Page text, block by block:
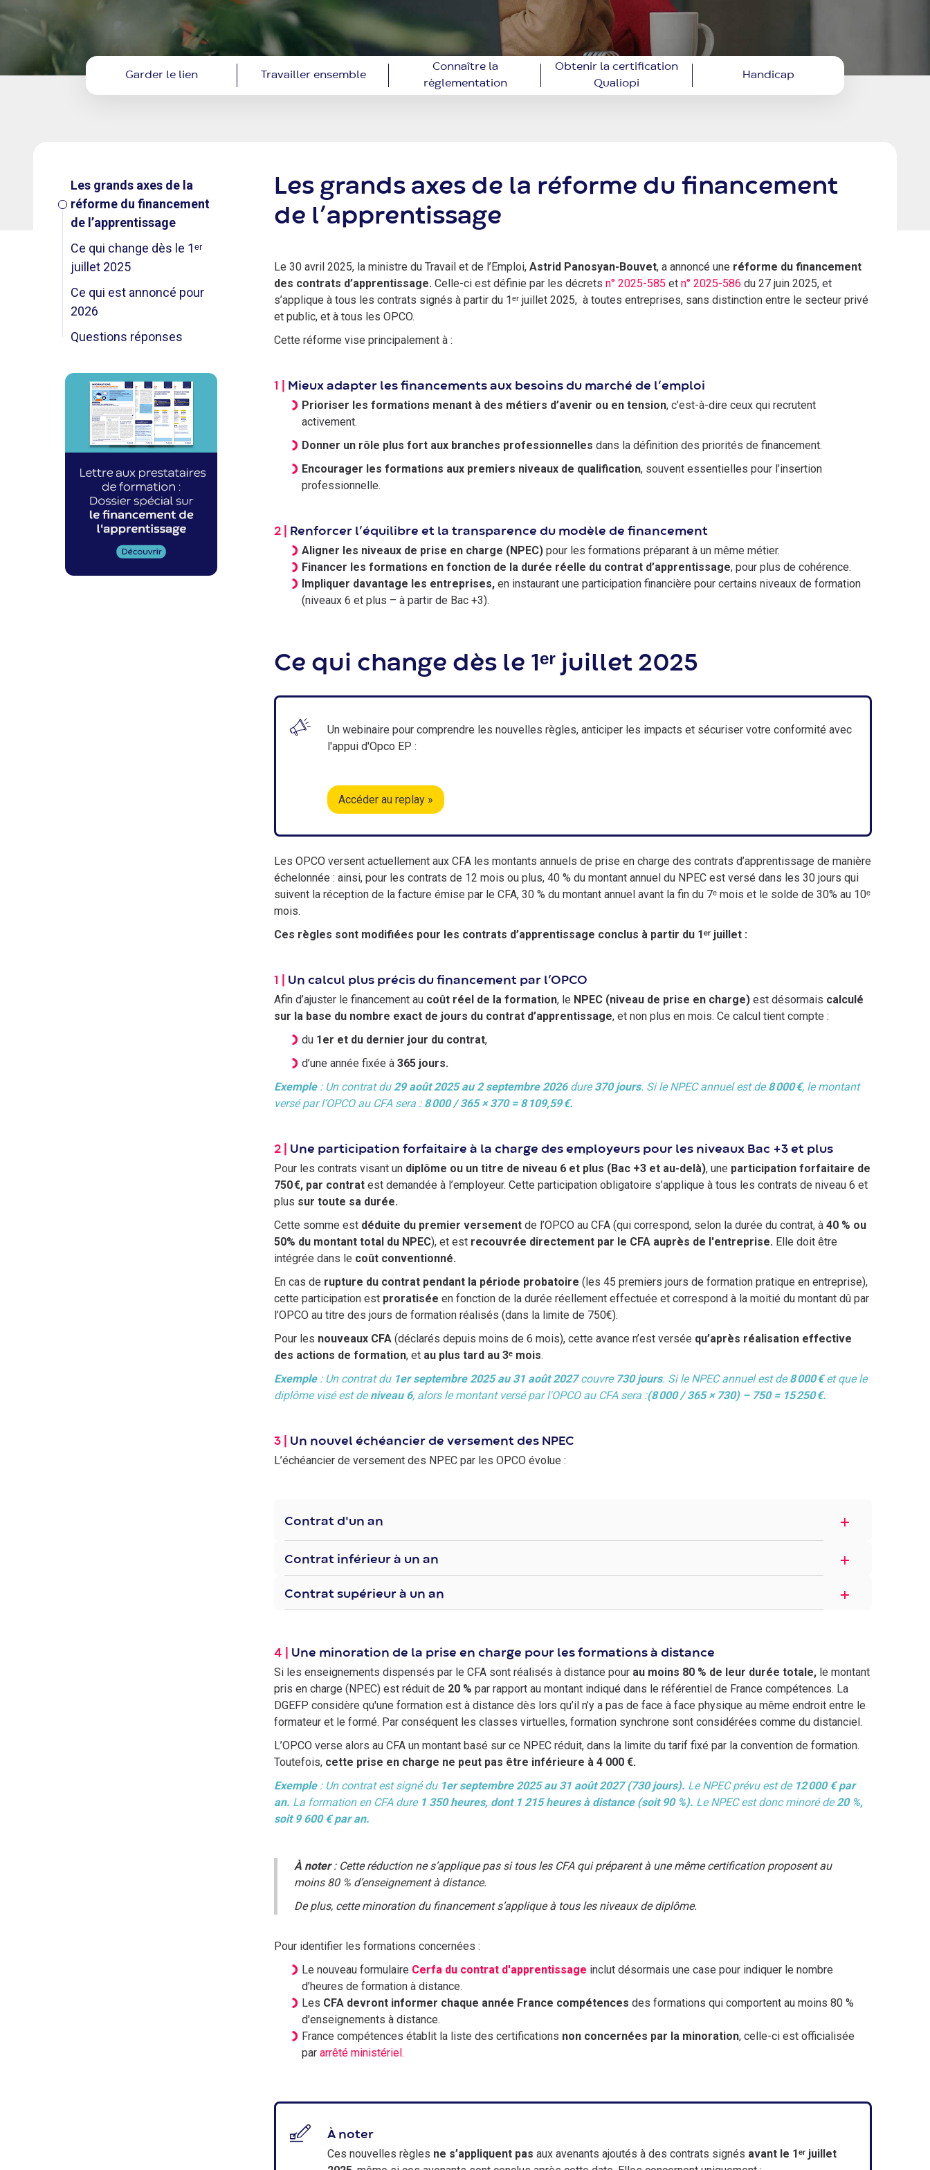
Garder le lien Travailler ensemble
Connaître la
règlementation
Obtenir la certification
Qualiopi
Handicap
Les grands axes de la
réforme du financement
de l’apprentissage
Ce qui change dès le 1ᵉʳ
juillet 2025
Ce qui est annoncé pour
2026
Questions réponses
Image
Image
Les grands axes de la réforme du financement
de l’apprentissage
Le 30 avril 2025, la ministre du Travail et de l’Emploi, Astrid Panosyan-Bouvet, a annoncé une réforme du financement
des contrats d’apprentissage. Celle-ci est définie par les décrets n° 2025-585 et n° 2025-586 du 27 juin 2025, et
s’applique à tous les contrats signés à partir du 1ᵉʳ juillet 2025, à toutes entreprises, sans distinction entre le secteur privé
et public, et à tous les OPCO.
Cette réforme vise principalement à :
1 | Mieux adapter les financements aux besoins du marché de l’emploi
Prioriser les formations menant à des métiers d’avenir ou en tension, c’est-à-dire ceux qui recrutent
activement.
Donner un rôle plus fort aux branches professionnelles dans la définition des priorités de financement.
Encourager les formations aux premiers niveaux de qualification, souvent essentielles pour l’insertion
professionnelle.
2 | Renforcer l’équilibre et la transparence du modèle de financement
Aligner les niveaux de prise en charge (NPEC) pour les formations préparant à un même métier.
Financer les formations en fonction de la durée réelle du contrat d’apprentissage, pour plus de cohérence.
Impliquer davantage les entreprises, en instaurant une participation financière pour certains niveaux de formation
(niveaux 6 et plus – à partir de Bac +3).
Ce qui change dès le 1ᵉʳ juillet 2025
Un webinaire pour comprendre les nouvelles règles, anticiper les impacts et sécuriser votre conformité avec
l'appui d'Opco EP :
Accéder au replay »
Les OPCO versent actuellement aux CFA les montants annuels de prise en charge des contrats d’apprentissage de manière
échelonnée : ainsi, pour les contrats de 12 mois ou plus, 40 % du montant annuel du NPEC est versé dans les 30 jours qui
suivent la réception de la facture émise par le CFA, 30 % du montant annuel avant la fin du 7ᵉ mois et le solde de 30% au 10ᵉ
mois.
Ces règles sont modifiées pour les contrats d’apprentissage conclus à partir du 1ᵉʳ juillet :
1 | Un calcul plus précis du financement par l’OPCO
Afin d’ajuster le financement au coût réel de la formation, le NPEC (niveau de prise en charge) est désormais calculé
sur la base du nombre exact de jours du contrat d’apprentissage, et non plus en mois. Ce calcul tient compte :
du 1er et du dernier jour du contrat,
d’une année fixée à 365 jours.
Exemple: Un contrat du 29 août 2025 au 2 septembre 2026dure370 jours. Si le NPEC annuel est de8 000 €, le montant
versé par l’OPCO au CFA sera : 8 000 / 365 × 370 = 8 109,59 €.
2 | Une participation forfaitaire à la charge des employeurs pour les niveaux Bac +3 et plus
Pour les contrats visant un diplôme ou un titre de niveau 6 et plus (Bac +3 et au-delà), une participation forfaitaire de
750 €, par contrat est demandée à l’employeur. Cette participation obligatoire s’applique à tous les contrats de niveau 6 et
plus sur toute sa durée.
Cette somme est déduite du premier versement de l’OPCO au CFA (qui correspond, selon la durée du contrat, à 40 % ou
50% du montant total du NPEC), et est recouvrée directement par le CFA auprès de l'entreprise. Elle doit être
intégrée dans le coût conventionné.
En cas de rupture du contrat pendant la période probatoire (les 45 premiers jours de formation pratique en entreprise),
cette participation est proratisée en fonction de la durée réellement effectuée et correspond à la moitié du montant dû par
l’OPCO au titre des jours de formation réalisés (dans la limite de 750€).
Pour les nouveaux CFA (déclarés depuis moins de 6 mois), cette avance n’est versée qu’après réalisation effective
des actions de formation, et au plus tard au 3ᵉ mois.
Exemple: Un contrat du 1er septembre 2025 au 31 août 2027couvre 730 jours. Si le NPEC annuel est de8 000 €et que le
diplôme visé est deniveau 6, alors le montant versé par l'OPCO au CFA sera :(8 000 / 365 × 730) – 750 = 15 250 €.
3 | Un nouvel échéancier de versement des NPEC
L’échéancier de versement des NPEC par les OPCO évolue :
Contrat d'un an
Contrat inférieur à un an
Contrat supérieur à un an
4 | Une minoration de la prise en charge pour les formations à distance
Si les enseignements dispensés par le CFA sont réalisés à distance pour au moins 80 % de leur durée totale, le montant
pris en charge (NPEC) est réduit de 20 % par rapport au montant indiqué dans le référentiel de France compétences. La
DGEFP considère qu'une formation est à distance dès lors qu’il n’y a pas de face à face physique au même endroit entre le
formateur et le formé. Par conséquent les classes virtuelles, formation synchrone sont considérées comme du distanciel.
L’OPCO verse alors au CFA un montant basé sur ce NPEC réduit, dans la limite du tarif fixé par la convention de formation.
Toutefois, cette prise en charge ne peut pas être inférieure à 4 000 €.
Exemple: Un contrat est signé du 1er septembre 2025 au 31 août 2027 (730 jours). Le NPEC prévu est de 12 000 € par
an. La formation en CFA dure1 350 heures, dont 1 215 heures à distance (soit 90 %). Le NPEC est donc minoré de20 %,
soit 9 600 € par an.
À noter: Cette réduction ne s’applique pas si tous les CFA qui préparent à une même certification proposent au
moins 80 % d’enseignement à distance.
De plus, cette minoration du financement s’applique à tous les niveaux de diplôme.
Pour identifier les formations concernées :
Le nouveau formulaire Cerfa du contrat d'apprentissage inclut désormais une case pour indiquer le nombre
d’heures de formation à distance.
Les CFA devront informer chaque année France compétences des formations qui comportent au moins 80 %
d'enseignements à distance.
France compétences établit la liste des certifications non concernées par la minoration, celle-ci est officialisée
par arrêté ministériel.
À noter
Ces nouvelles règles ne s’appliquent pas aux avenants ajoutés à des contrats signés avant le 1ᵉʳ juillet